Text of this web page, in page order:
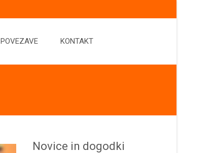
POVEZAVE KONTAKT
Novice in dogodki